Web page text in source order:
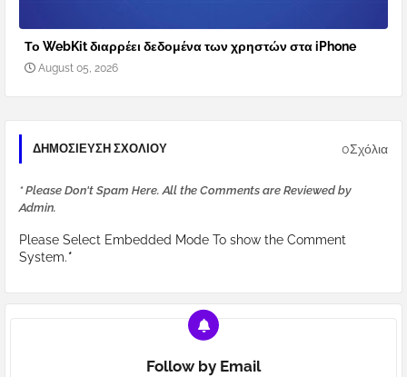
Το WebKit διαρρέει δεδομένα των χρηστών στα iPhone
August 05, 2026
ΔΗΜΟΣΊΕΥΣΗ ΣΧΟΛΊΟΥ 0Σχόλια
* Please Don't Spam Here. All the Comments are Reviewed by
Admin.
Please Select Embedded Mode To show the Comment
System.*
Follow by Email